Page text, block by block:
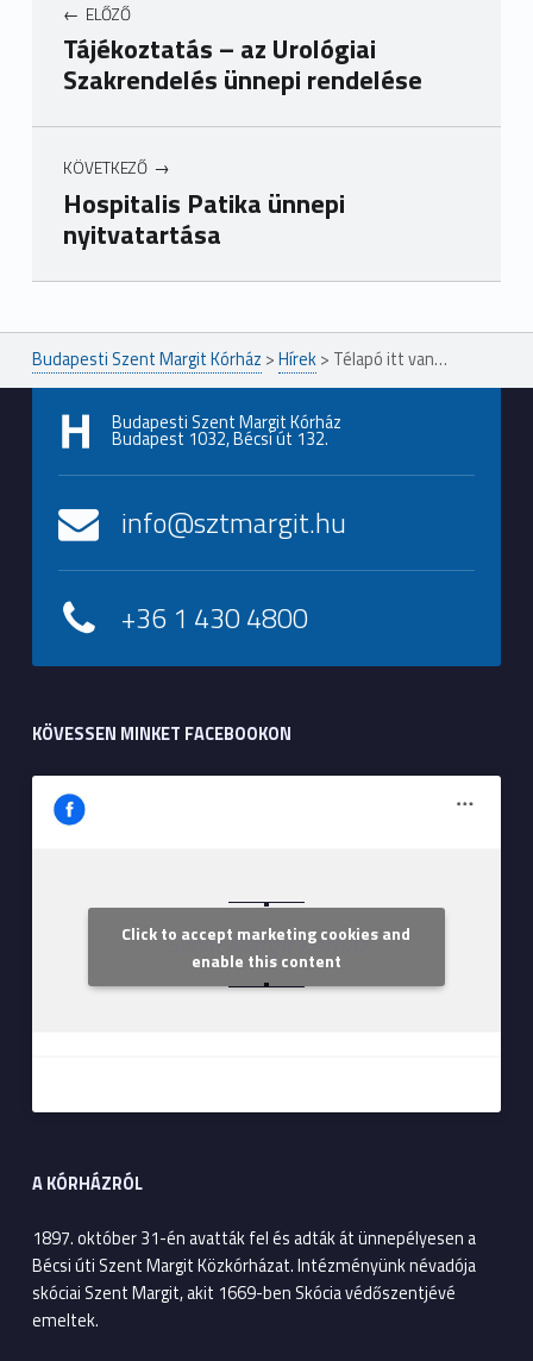
ELŐZŐ
Tájékoztatás – az Urológiai
Szakrendelés ünnepi rendelése
KÖVETKEZŐ
Hospitalis Patika ünnepi
nyitvatartása
Ugrás a főmenühöz
Budapesti Szent Margit Kórház >Hírek> Télapó itt van…
Budapesti Szent Margit Kórház
Budapest 1032, Bécsi út 132.
info@sztmargit.hu
+36 1 430 4800
KÖVESSEN MINKET FACEBOOKON
Szent Margit Kórház
Click to accept marketing cookies and
enable this content
A KÓRHÁZRÓL
1897. október 31-én avatták fel és adták át ünnepélyesen a
Bécsi úti Szent Margit Közkórházat. Intézményünk névadója
skóciai Szent Margit, akit 1669-ben Skócia védőszentjévé
emeltek.